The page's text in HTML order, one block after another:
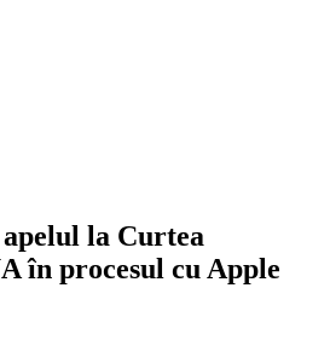
la Curtea
în procesul cu Apple